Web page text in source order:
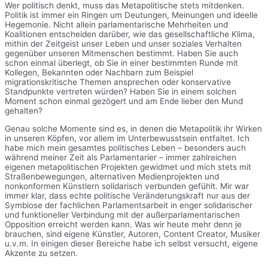
Wer politisch denkt, muss das Metapolitische stets mitdenken.
Politik ist immer ein Ringen um Deutungen, Meinungen und ideelle
Hegemonie. Nicht allein parlamentarische Mehrheiten und
Koalitionen entscheiden darüber, wie das gesellschaftliche Klima,
mithin der Zeitgeist unser Leben und unser soziales Verhalten
gegenüber unseren Mitmenschen bestimmt. Haben Sie auch
schon einmal überlegt, ob Sie in einer bestimmten Runde mit
Kollegen, Bekannten oder Nachbarn zum Beispiel
migrationskritische Themen ansprechen oder konservative
Standpunkte vertreten würden? Haben Sie in einem solchen
Moment schon einmal gezögert und am Ende lieber den Mund
gehalten?
Genau solche Momente sind es, in denen die Metapolitik ihr Wirken
in unseren Köpfen, vor allem im Unterbewusstsein entfaltet. Ich
habe mich mein gesamtes politisches Leben – besonders auch
während meiner Zeit als Parlamentarier – immer zahlreichen
eigenen metapolitischen Projekten gewidmet und mich stets mit
Straßenbewegungen, alternativen Medienprojekten und
nonkonformen Künstlern solidarisch verbunden gefühlt. Mir war
immer klar, dass echte politische Veränderungskraft nur aus der
Symbiose der fachlichen Parlamentsarbeit in enger solidarischer
und funktioneller Verbindung mit der außerparlamentarischen
Opposition erreicht werden kann. Was wir heute mehr denn je
brauchen, sind eigene Künstler, Autoren, Content Creator, Musiker
u.v.m. In einigen dieser Bereiche habe ich selbst versucht, eigene
Akzente zu setzen.